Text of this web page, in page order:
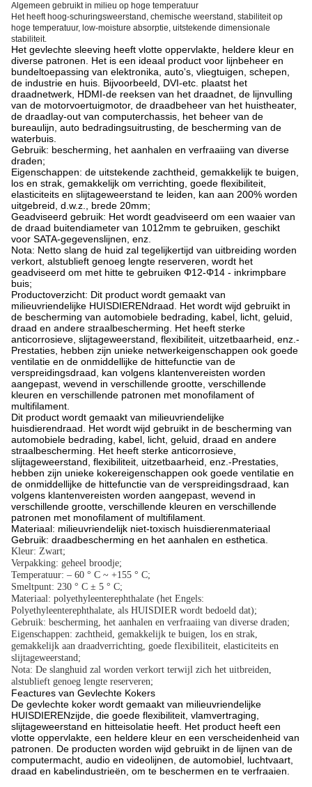
Algemeen gebruikt in milieu op hoge temperatuur
Het heeft hoog-schuringsweerstand, chemische weerstand, stabiliteit op
hoge temperatuur, low-moisture absorptie, uitstekende dimensionale
stabiliteit.
Het gevlechte sleeving heeft vlotte oppervlakte, heldere kleur en
diverse patronen. Het is een ideaal product voor lijnbeheer en
bundeltoepassing van elektronika, auto's, vliegtuigen, schepen,
de industrie en huis. Bijvoorbeeld, DVI-etc. plaatst het
draadnetwerk, HDMI-de reeksen van het draadnet, de lijnvulling
van de motorvoertuigmotor, de draadbeheer van het huistheater,
de draadlay-out van computerchassis, het beheer van de
bureaulijn, auto bedradingsuitrusting, de bescherming van de
waterbuis.
Gebruik: bescherming, het aanhalen en verfraaiing van diverse
draden;
Eigenschappen: de uitstekende zachtheid, gemakkelijk te buigen,
los en strak, gemakkelijk om verrichting, goede flexibiliteit,
elasticiteits en slijtageweerstand te leiden, kan aan 200% worden
uitgebreid, d.w.z., brede 20mm;
Geadviseerd gebruik: Het wordt geadviseerd om een waaier van
de draad buitendiameter van 1012mm te gebruiken, geschikt
voor SATA-gegevenslijnen, enz.
Nota: Netto slang de huid zal tegelijkertijd van uitbreiding worden
verkort, alstublieft genoeg lengte reserveren, wordt het
geadviseerd om met hitte te gebruiken Φ12-Φ14 - inkrimpbare
buis;
Productoverzicht: Dit product wordt gemaakt van
milieuvriendelijke HUISDIERENdraad. Het wordt wijd gebruikt in
de bescherming van automobiele bedrading, kabel, licht, geluid,
draad en andere straalbescherming. Het heeft sterke
anticorrosieve, slijtageweerstand, flexibiliteit, uitzetbaarheid, enz.-
Prestaties, hebben zijn unieke netwerkeigenschappen ook goede
ventilatie en de onmiddellijke de hittefunctie van de
verspreidingsdraad, kan volgens klantenvereisten worden
aangepast, wevend in verschillende grootte, verschillende
kleuren en verschillende patronen met monofilament of
multifilament.
Dit product wordt gemaakt van milieuvriendelijke
huisdierendraad. Het wordt wijd gebruikt in de bescherming van
automobiele bedrading, kabel, licht, geluid, draad en andere
straalbescherming. Het heeft sterke anticorrosieve,
slijtageweerstand, flexibiliteit, uitzetbaarheid, enz.-Prestaties,
hebben zijn unieke kokereigenschappen ook goede ventilatie en
de onmiddellijke de hittefunctie van de verspreidingsdraad, kan
volgens klantenvereisten worden aangepast, wevend in
verschillende grootte, verschillende kleuren en verschillende
patronen met monofilament of multifilament.
Materiaal: milieuvriendelijk niet-toxisch huisdierenmateriaal
Gebruik: draadbescherming en het aanhalen en esthetica.
Kleur: Zwart;
Verpakking: geheel broodje;
Temperatuur: – 60 ° C ~ +155 ° C;
Smeltpunt: 230 ° C ± 5 ° C;
Materiaal: polyethyleenterephthalate (het Engels:
Polyethyleenterephthalate, als HUISDIER wordt bedoeld dat);
Gebruik: bescherming, het aanhalen en verfraaiing van diverse draden;
Eigenschappen: zachtheid, gemakkelijk te buigen, los en strak,
gemakkelijk aan draadverrichting, goede flexibiliteit, elasticiteits en
slijtageweerstand;
Nota: De slanghuid zal worden verkort terwijl zich het uitbreiden,
alstublieft genoeg lengte reserveren;
Feactures van Gevlechte Kokers
De gevlechte koker wordt gemaakt van milieuvriendelijke
HUISDIERENzijde, die goede flexibiliteit, vlamvertraging,
slijtageweerstand en hitteisolatie heeft. Het product heeft een
vlotte oppervlakte, een heldere kleur en een verscheidenheid van
patronen. De producten worden wijd gebruikt in de lijnen van de
computermacht, audio en videolijnen, de automobiel, luchtvaart,
draad en kabelindustrieën, om te beschermen en te verfraaien.